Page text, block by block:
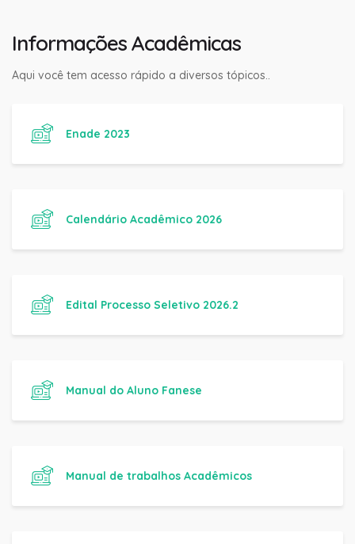
Informações Acadêmicas
Aqui você tem acesso rápido a diversos tópicos..
Enade 2023
Calendário Acadêmico 2026
Edital Processo Seletivo 2026.2
Manual do Aluno Fanese
Manual de trabalhos Acadêmicos